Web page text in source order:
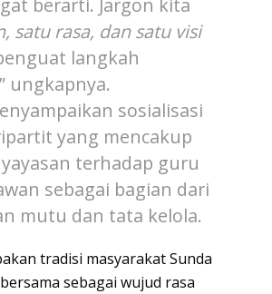
berarti. Jargon kita
satu rasa, dan satu visi
langkah
ungkapnya.
sosialisasi
yang mencakup
terhadap guru
sebagai bagian dari
mutu dan tata kelola.
tradisi masyarakat Sunda
sebagai wujud rasa